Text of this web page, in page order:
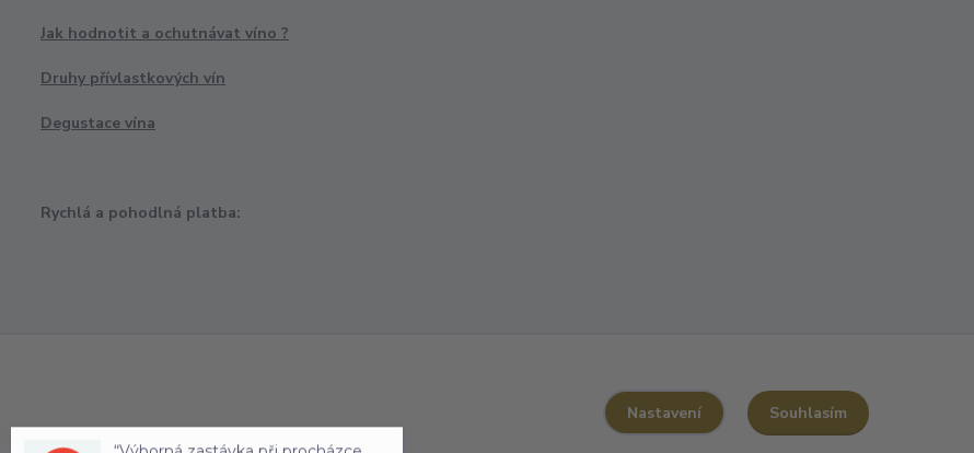
Jak hodnotit a ochutnávat víno ?
Druhy přívlastkových vín
Degustace vína
Rychlá a pohodlná platba:
Nastavení Souhlasím
doporučuje